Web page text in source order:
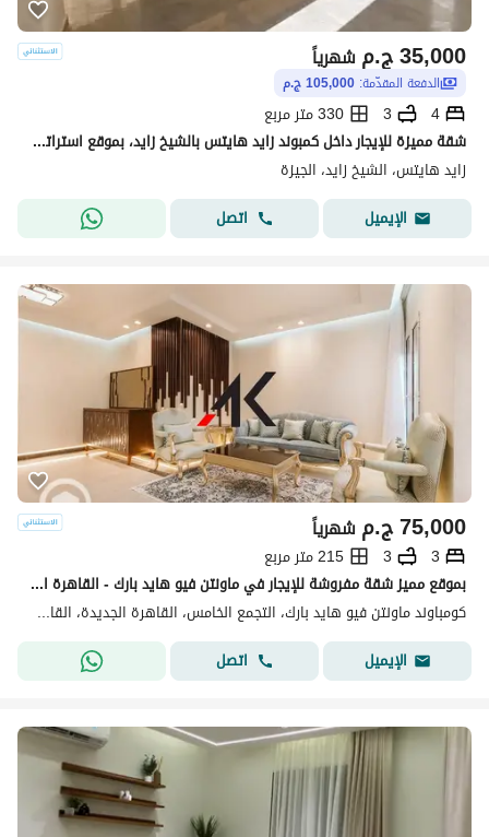
ج.م35,000 شهرياً
الدفعة المقدّمة: 105,000 ج.م
4
3
330 متر مربع
شقة مميزة للإيجار داخل كمبوند زايد هايتس بالشيخ زايد، بموقع استراتيجي على بُعد دقائق من أركان مول ومدخل زايد 3، مع إطلالة مفتوحة وتشطيب ألترا سوبر لوكس، وأول سكن. تبلغ مساحة الشقة 330 مترًا، وتتكون من 4 غرف نوم (منها غرفة ماستر بحمام ودريسنج)، وريسبشن واس
زايد هايتس، الشيخ زايد، الجيزة
الإيميل
اتصل
ج.م75,000 شهرياً
3
3
215 متر مربع
بموقع مميز شقة مفروشة للإيجار في ماونتن فيو هايد بارك - القاهرة الجديدة
كومباوند ماونتن فيو هايد بارك، التجمع الخامس، القاهرة الجديدة، القاهرة
الإيميل
اتصل